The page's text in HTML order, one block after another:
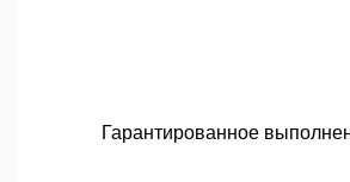
Гарантированное